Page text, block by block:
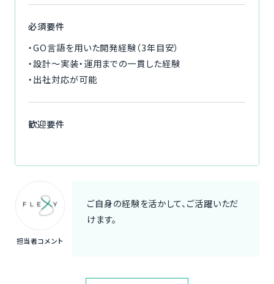
必須要件
・GO言語を用いた開発経験（3年目安）
・設計～実装・運用までの一貫した経験
・出社対応が可能
歓迎要件
担当者コメント
ご自身の経験を活かして、ご活躍いただ
けます。